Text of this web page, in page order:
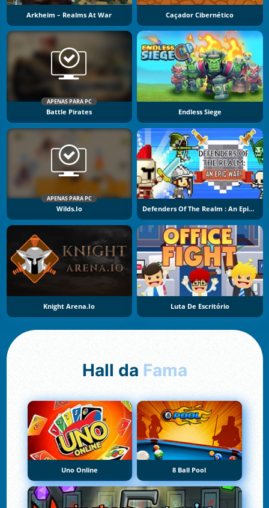
Arkheim – Realms At War Caçador Cibernético
APENAS PARA PC
Battle Pirates Endless Siege
APENAS PARA PC
Wilds.io Defenders Of The Realm : An Epic War !
Knight Arena.io Luta De Escritório
Hall da Fama
Uno Online 8 Ball Pool